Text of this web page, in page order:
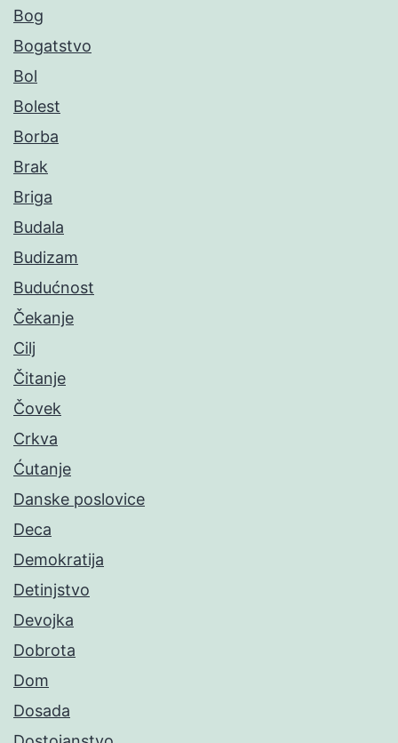
Bog
Bogatstvo
Bol
Bolest
Borba
Brak
Briga
Budala
Budizam
Budućnost
Čekanje
Cilj
Čitanje
Čovek
Crkva
Ćutanje
Danske poslovice
Deca
Demokratija
Detinjstvo
Devojka
Dobrota
Dom
Dosada